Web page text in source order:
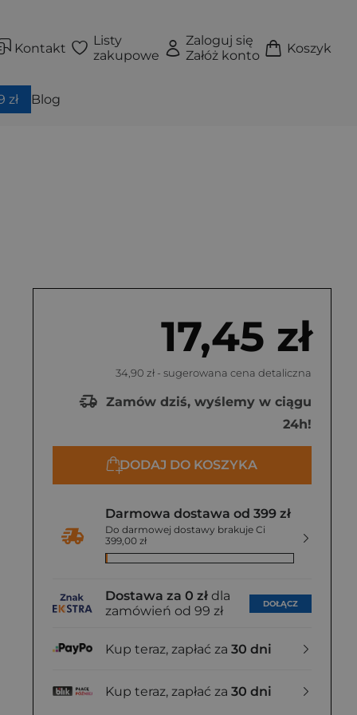
Kontakt
Listy
zakupowe
Zaloguj się
Załóż konto
Koszyk
zł Blog
17,45 zł
34,90 zł - sugerowana cena detaliczna
Zamów dziś, wyślemy w ciągu
24h!
DODAJ DO KOSZYKA
Darmowa dostawa od 399 zł
Do darmowej dostawy brakuje Ci
399,00 zł
Dostawa za 0 zł dla
zamówień od 99 zł
DOŁĄCZ
Kup teraz, zapłać za 30 dni
Kup teraz, zapłać za 30 dni